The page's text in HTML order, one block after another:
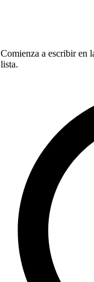
Comienza a escribir en
lista.